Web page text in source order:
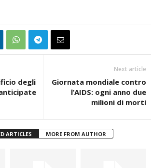
degli
Next article
Giornata mondiale contro
l’AIDS: ogni anno due
milioni di morti
ARTICLES MORE FROM AUTHOR